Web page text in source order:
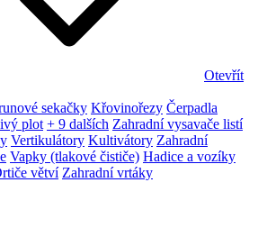
Otevřít
sekačky Křovinořezy Čerpadla
plot + 9 dalších Zahradní vysavače listí
Vertikulátory Kultivátory Zahradní
Vapky (tlakové čističe) Hadice a vozíky
větví Zahradní vrtáky